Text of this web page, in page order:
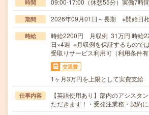
時間 09:00-17:00（休憩55分）実働7時
期間 2026年09月01日～長期 ※開始日
時給
時給2200円 月収例 31万円 時給
日×4週 ※月収例を保証するもので
受取りサービス利用可（利用条件有
交通費
1ヶ月3万円を上限として実費支給
仕事内容
【英語使用あり】部内のアシスタ
ただきます！・受発注業務・契約